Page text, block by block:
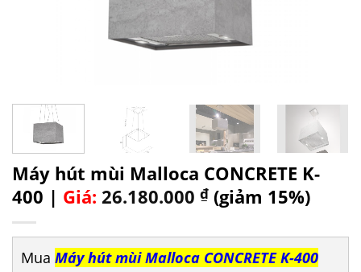
Máy hút mùi Malloca CONCRETE K-
400 | Giá: 26.180.000 ₫ (giảm 15%)
Mua Máy hút mùi Malloca CONCRETE K-400